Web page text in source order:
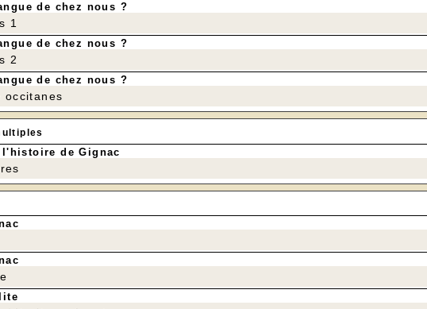
de chez nous ?
1
de chez nous ?
2
de chez nous ?
occitanes
de Gignac